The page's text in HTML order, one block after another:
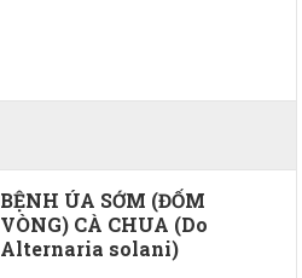
BỆNH ÚA SỚM (ĐỐM
VÒNG) CÀ CHUA (Do
Alternaria solani)